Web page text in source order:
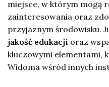
miejsce, w którym mogą
zainteresowania oraz
przyjaznym środowisku.
jakość edukacji oraz
kluczowymi elementami,
Widoma wśród innych